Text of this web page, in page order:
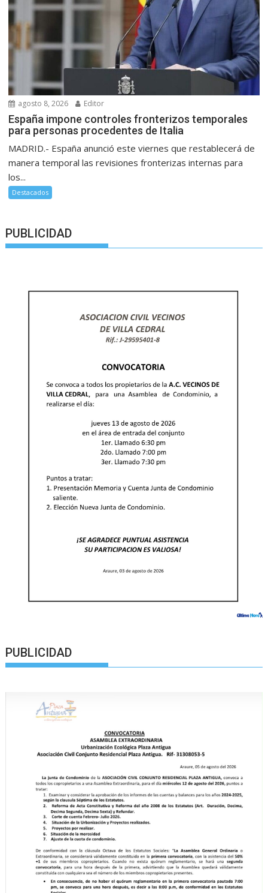
agosto 8, 2026 Editor
España impone controles fronterizos temporales
para personas procedentes de Italia
MADRID.- España anunció este viernes que restablecerá de
manera temporal las revisiones fronterizas internas para
los...
Destacados
PUBLICIDAD
PUBLICIDAD